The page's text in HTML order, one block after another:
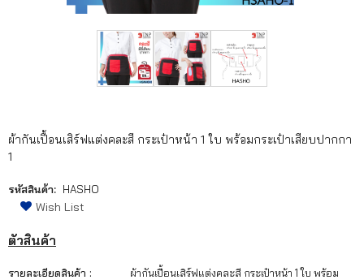
เรา
ติดต่อ
เรา
ผ้ากันเปื้อนเสิร์ฟแต่งคละสี กระเป๋าหน้า 1 ใบ พร้อมกระเป๋าเสียบปากกา
1
รหัสสินค้า: HASHO
Wish List
ตัวสินค้า
รายละเอียดสินค้า :
ผ้ากันเปื้อนเสิร์ฟแต่งคละสี กระเป๋าหน้า 1 ใบ พร้อม